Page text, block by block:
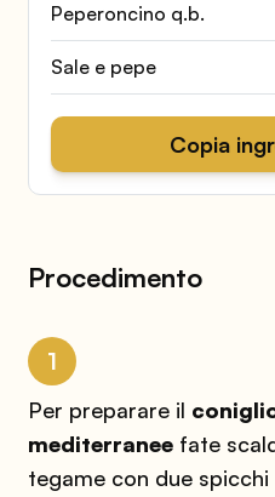
Peperoncino q.b.
Sale e pepe
Copia
Procedimento
1
Per preparare il
mediterraneefate
tegame con due spicchi